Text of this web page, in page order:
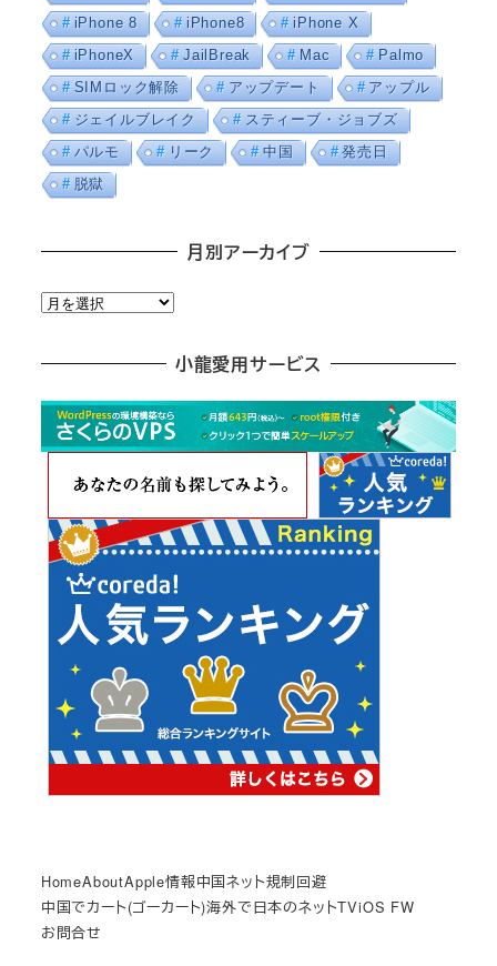
iPhone 8
iPhone8
iPhone X
iPhoneX
JailBreak Mac
Palmo
SIMロック解除
アップデート
アップル
ジェイルブレイク
スティーブ・ジョブズ
パルモ
リーク 中国
発売日
脱獄
月別アーカイブ
月
カ
小龍愛用サービス
HomeAboutApple情報中国ネット規制回避
中国でカート(ゴーカート)海外で日本のネットTViOS FW
お問合せ